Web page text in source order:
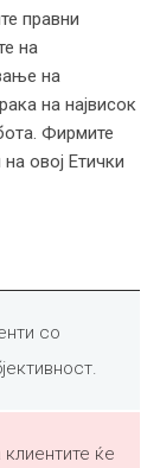
правни
на
на
на највисок
Фирмите
овој Етички
со
ќе